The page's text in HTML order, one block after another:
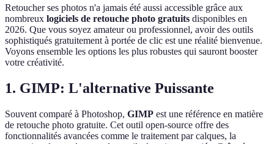
Retoucher ses photos n'a jamais été aussi accessible grâce aux
nombreux logiciels de retouche photo gratuits disponibles en
2026. Que vous soyez amateur ou professionnel, avoir des outils
sophistiqués gratuitement à portée de clic est une réalité bienvenue.
Voyons ensemble les options les plus robustes qui sauront booster
votre créativité.
1. GIMP: L'alternative Puissante
Souvent comparé à Photoshop, GIMP est une référence en matière
de retouche photo gratuite. Cet outil open-source offre des
fonctionnalités avancées comme le traitement par calques, la